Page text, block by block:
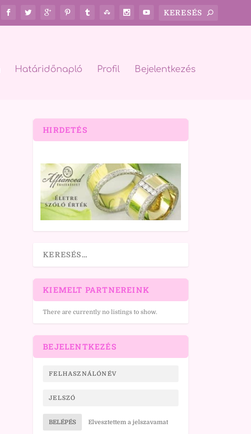
Határidőnapló Profil Bejelentkezés
HIRDETÉS
KIEMELT PARTNEREINK
There are currently no listings to show.
BEJELENTKEZÉS
BELÉPÉS Elvesztettem a jelszavamat